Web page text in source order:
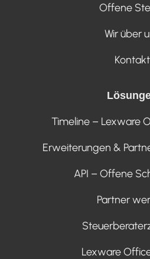
Offene
Wir über
Kontakt
Timeline – Lexware
Erweiterungen &
API – Offene
Partner
Lexware